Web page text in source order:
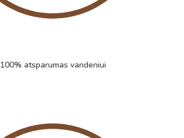
100% atsparumas vandeniui